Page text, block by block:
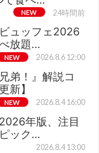
NEW 24時間前
ュッフェ2026
放題…
NEW 2026.8.6 12:00
弟！』解説コ
新】
NEW 2026.8.4 16:00
年版、注目
ック…
2026.8.4 13:00